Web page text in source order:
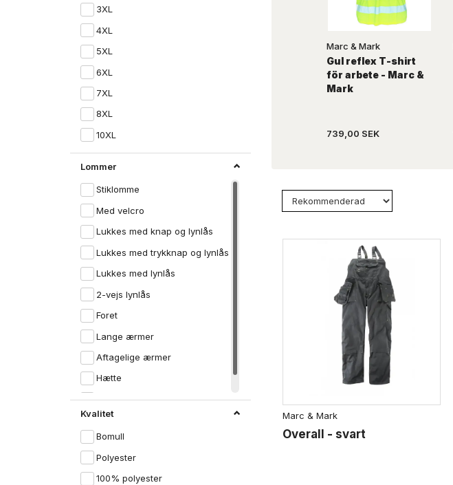
3XL
4XL
5XL
6XL
7XL
8XL
10XL
Lommer
Stiklomme
Med velcro
Lukkes med knap og lynlås
Lukkes med trykknap og lynlås
Lukkes med lynlås
2-vejs lynlås
Foret
Lange ærmer
Aftagelige ærmer
Hætte
Rund hals
Kvalitet
Bomull
Polyester
100% polyester
Marc & Mark
Gul reflex T-shirt
för arbete - Marc &
Mark
739,00 SEK
Marc & Mark
Overall - svart